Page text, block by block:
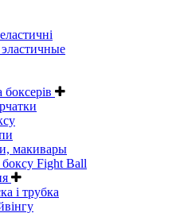
макивары
Fight Ball
і трубка